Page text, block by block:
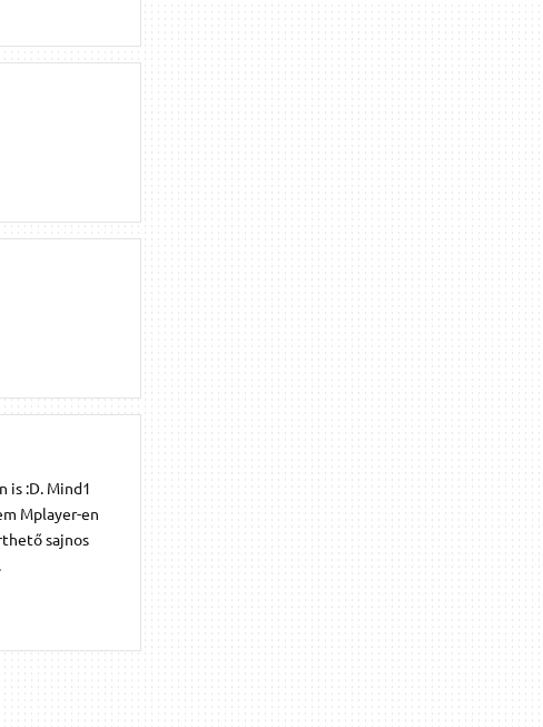
is :D. Mind1
Mplayer-en
sajnos